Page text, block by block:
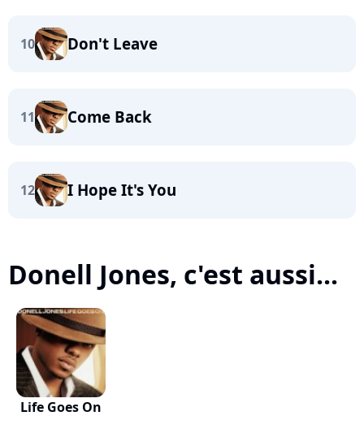
10 Don't Leave
11 Come Back
12 I Hope It's You
Donell Jones, c'est aussi...
Life Goes On